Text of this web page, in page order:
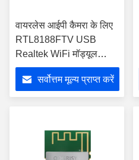
वायरलेस आईपी कैमरा के लिए
RTL8188FTV USB
Realtek WiFi मॉड्यूल
2.4G 802.11 N मॉड्यूल
सर्वोत्तम मूल्य प्राप्त करें